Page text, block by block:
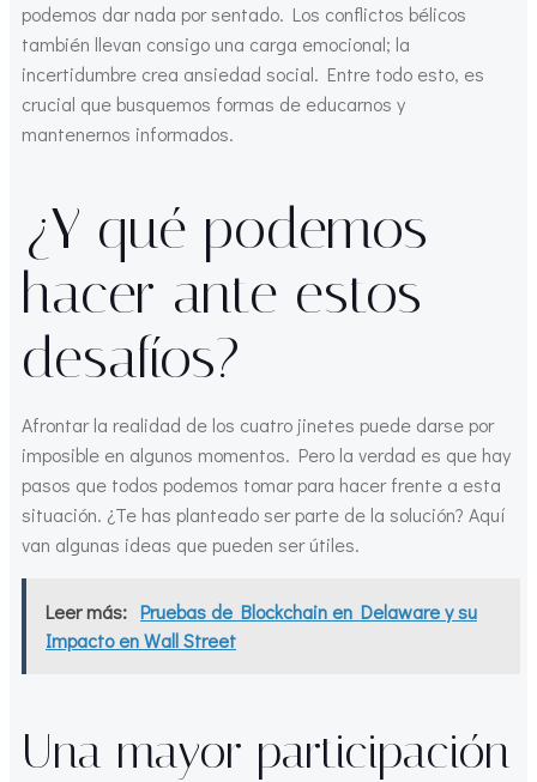
podemos dar nada por sentado. Los conflictos bélicos
también llevan consigo una carga emocional; la
incertidumbre crea ansiedad social. Entre todo esto, es
crucial que busquemos formas de educarnos y
mantenernos informados.
¿Y qué podemos
hacer ante estos
desafíos?
Afrontar la realidad de los cuatro jinetes puede darse por
imposible en algunos momentos. Pero la verdad es que hay
pasos que todos podemos tomar para hacer frente a esta
situación. ¿Te has planteado ser parte de la solución? Aquí
van algunas ideas que pueden ser útiles.
Leer más: Pruebas de Blockchain en Delaware y su
Impacto en Wall Street
Una mayor participación